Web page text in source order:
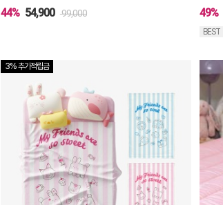
44% 54,900 99,000 49%
BEST
3% 추가적립금
상
상
세